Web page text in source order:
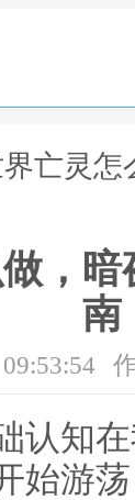
亡灵
，
南
认知
始游